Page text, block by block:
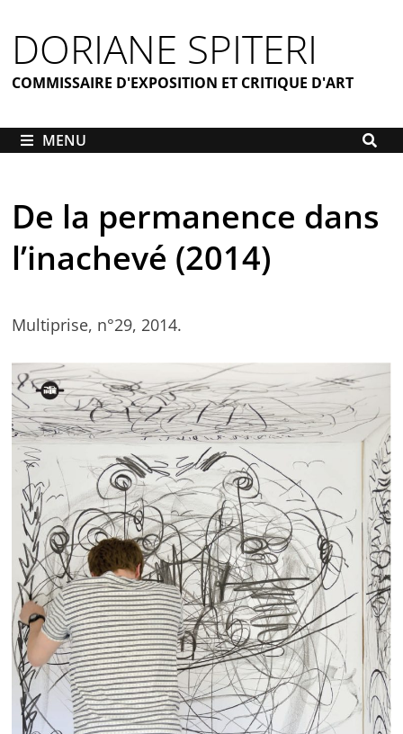
au
contenu
DORIANE SPITERI
COMMISSAIRE D'EXPOSITION ET CRITIQUE D'ART
MENU
De la permanence dans
l’inachevé (2014)
Multiprise, n°29, 2014.